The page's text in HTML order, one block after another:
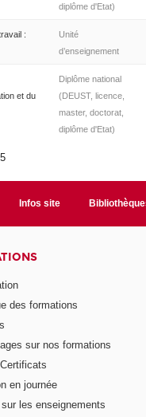
diplôme d'Etat)
:
Unité
d’enseignement
et du
Diplôme national
(DEUST, licence,
master, doctorat,
diplôme d'Etat)
Infos site
des formations
sur nos formations
en journée
les enseignements